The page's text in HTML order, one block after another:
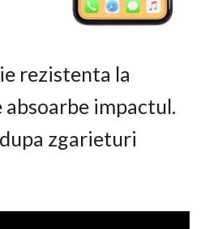
rezistenta la
impactul.
zgarieturi